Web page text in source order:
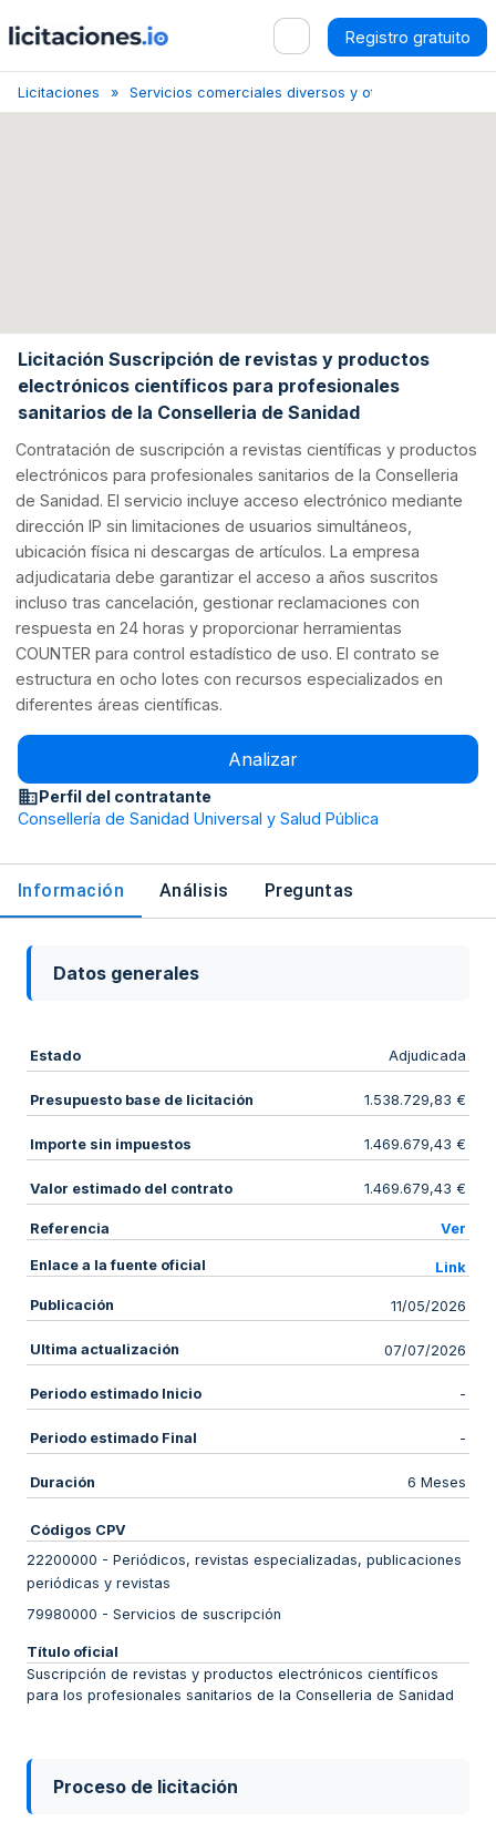
Registro gratuito
Licitaciones Servicios comerciales diversos y otros servicios
Licitación Suscripción de revistas y productos
electrónicos científicos para profesionales
sanitarios de la Conselleria de Sanidad
Contratación de suscripción a revistas científicas y productos
electrónicos para profesionales sanitarios de la Conselleria
de Sanidad. El servicio incluye acceso electrónico mediante
dirección IP sin limitaciones de usuarios simultáneos,
ubicación física ni descargas de artículos. La empresa
adjudicataria debe garantizar el acceso a años suscritos
incluso tras cancelación, gestionar reclamaciones con
respuesta en 24 horas y proporcionar herramientas
COUNTER para control estadístico de uso. El contrato se
estructura en ocho lotes con recursos especializados en
diferentes áreas científicas.
Analizar
Perfil del contratante
Consellería de Sanidad Universal y Salud Pública
Información Análisis Preguntas
Datos generales
Estado Adjudicada
Presupuesto base de licitación 1.538.729,83 €
Importe sin impuestos 1.469.679,43 €
Valor estimado del contrato 1.469.679,43 €
Referencia Ver
Enlace a la fuente oficial Link
Publicación 11/05/2026
Ultima actualización 07/07/2026
Periodo estimado Inicio -
Periodo estimado Final -
Duración 6 Meses
Códigos CPV
22200000 - Periódicos, revistas especializadas, publicaciones
periódicas y revistas
79980000 - Servicios de suscripción
Título oficial
Suscripción de revistas y productos electrónicos científicos
para los profesionales sanitarios de la Conselleria de Sanidad
Proceso de licitación